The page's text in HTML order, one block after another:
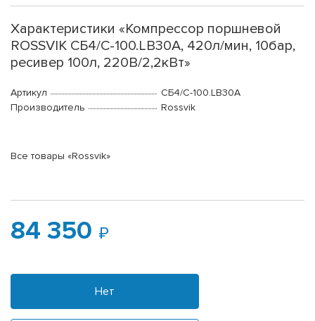
Характеристики «Компрессор поршневой
ROSSVIK СБ4/С-100.LB30А, 420л/мин, 10бар,
ресивер 100л, 220В/2,2кВт»
Артикул
СБ4/С-100.LB30А
Производитель
Rossvik
Все товары «Rossvik»
84 350
Нет